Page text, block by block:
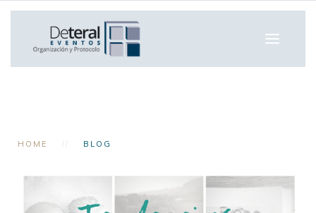
HOME BLOG